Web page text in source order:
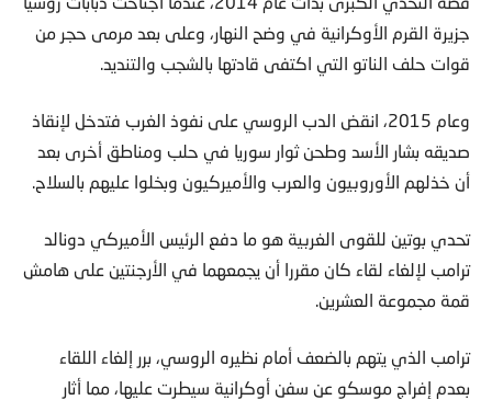
جزيرة القرم الأوكرانية في وضح النهار، وعلى بعد مرمى حجر من
قوات حلف الناتو التي اكتفى قادتها بالشجب والتنديد.
وعام 2015، انقض الدب الروسي على نفوذ الغرب فتدخل لإنقاذ
صديقه بشار الأسد وطحن ثوار سوريا في حلب ومناطق أخرى بعد
أن خذلهم الأوروبيون والعرب والأميركيون وبخلوا عليهم بالسلاح.
تحدي بوتين للقوى الغربية هو ما دفع الرئيس الأميركي دونالد
ترامب لإلغاء لقاء كان مقررا أن يجمعهما في الأرجنتين على هامش
قمة مجموعة العشرين.
ترامب الذي يتهم بالضعف أمام نظيره الروسي، برر إلغاء اللقاء
بعدم إفراج موسكو عن سفن أوكرانية سيطرت عليها، مما أثار